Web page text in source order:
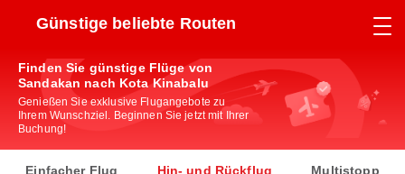
Günstige beliebte Routen
Finden Sie günstige Flüge von
Sandakan nach Kota Kinabalu
Genießen Sie exklusive Flugangebote zu
Ihrem Wunschziel. Beginnen Sie jetzt mit Ihrer
Buchung!
Einfacher Flug Hin- und Rückflug Multistopp